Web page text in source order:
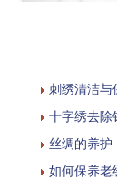
刺绣清洁与
十字绣去除
丝绸的养护
如何保养老